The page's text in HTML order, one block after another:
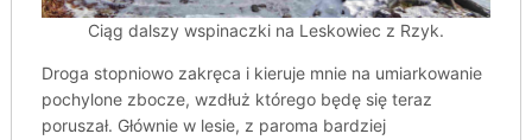
Ciąg dalszy wspinaczki na Leskowiec z Rzyk.
Droga stopniowo zakręca i kieruje mnie na umiarkowanie
pochylone zbocze, wzdłuż którego będę się teraz
poruszał. Głównie w lesie, z paroma bardziej